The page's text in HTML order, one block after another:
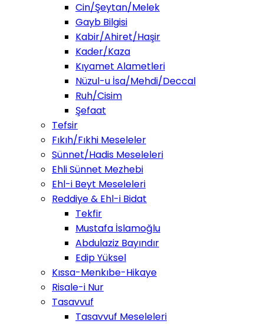
Cin/Şeytan/Melek
Gayb Bilgisi
Kabir/Ahiret/Haşir
Kader/Kaza
Kıyamet Alametleri
Nüzul-u İsa/Mehdi/Deccal
Ruh/Cisim
Şefaat
Tefsir
Fıkıh/Fıkhi Meseleler
Sünnet/Hadis Meseleleri
Ehli Sünnet Mezhebi
Ehl-i Beyt Meseleleri
Reddiye & Ehl-i Bidat
Tekfir
Mustafa İslamoğlu
Abdulaziz Bayındır
Edip Yüksel
Kıssa-Menkıbe-Hikaye
Risale-i Nur
Tasavvuf
Tasavvuf Meseleleri